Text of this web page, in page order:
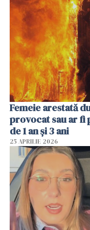
Femeie arestată
provocat sau ar fi
de 1 an și 3 ani
25 APRILIE 2026